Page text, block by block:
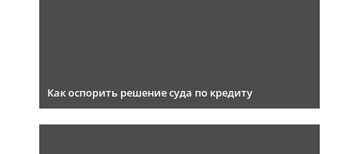
Как оспорить решение суда по кредиту